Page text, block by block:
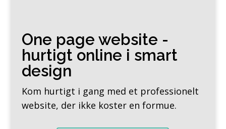
One page website -
hurtigt online i smart
design
Kom hurtigt i gang med et professionelt
website, der ikke koster en formue.